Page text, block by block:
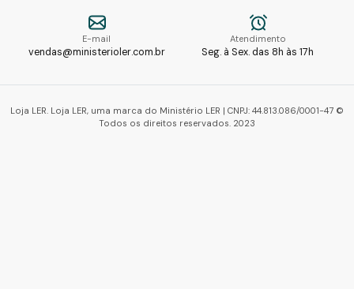
E-mail
vendas@ministerioler.com.br
Atendimento
Seg. à Sex. das 8h às 17h
Loja LER. Loja LER, uma marca do Ministério LER | CNPJ: 44.813.086/0001-47 ©
Todos os direitos reservados. 2023